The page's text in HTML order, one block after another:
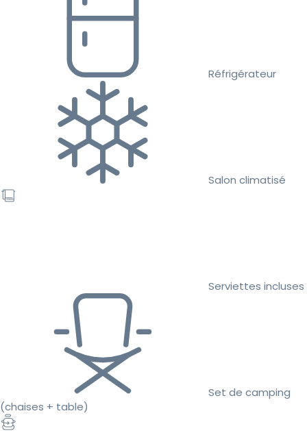
Réfrigérateur
Salon climatisé
Serviettes incluses
Set de camping
(chaises + table)